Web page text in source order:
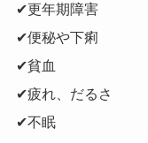
✔更年期障害
✔便秘や下痢
✔貧血
✔疲れ、だるさ
✔不眠